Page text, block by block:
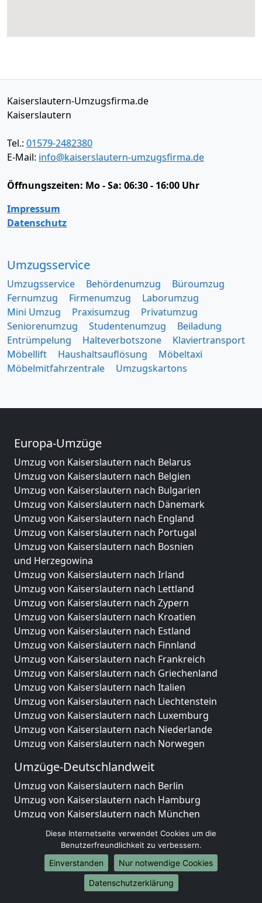
Kaiserslautern-Umzugsfirma.de
Kaiserslautern
Tel.: 01579-2482380
E-Mail: info@kaiserslautern-umzugsfirma.de
Öffnungszeiten: Mo - Sa: 06:30 - 16:00 Uhr
Impressum
Datenschutz
Umzugsservice
Umzugsservice Behördenumzug
Büroumzug
Fernumzug
Firmenumzug
Laborumzug
Mini Umzug
Praxisumzug
Privatumzug
Seniorenumzug
Studentenumzug
Beiladung
Entrümpelung
Halteverbotszone
Klaviertransport
Möbellift
Haushaltsauflösung
Möbeltaxi
Möbelmitfahrzentrale
Umzugskartons
Europa-Umzüge
Umzug von Kaiserslautern nach Belarus
Umzug von Kaiserslautern nach Belgien
Umzug von Kaiserslautern nach Bulgarien
Umzug von Kaiserslautern nach Dänemark
Umzug von Kaiserslautern nach England
Umzug von Kaiserslautern nach Portugal
Umzug von Kaiserslautern nach Bosnien
und Herzegowina
Umzug von Kaiserslautern nach Irland
Umzug von Kaiserslautern nach Lettland
Umzug von Kaiserslautern nach Zypern
Umzug von Kaiserslautern nach Kroatien
Umzug von Kaiserslautern nach Estland
Umzug von Kaiserslautern nach Finnland
Umzug von Kaiserslautern nach Frankreich
Umzug von Kaiserslautern nach Griechenland
Umzug von Kaiserslautern nach Italien
Umzug von Kaiserslautern nach Liechtenstein
Umzug von Kaiserslautern nach Luxemburg
Umzug von Kaiserslautern nach Niederlande
Umzug von Kaiserslautern nach Norwegen
Umzüge-Deutschlandweit
Umzug von Kaiserslautern nach Berlin
Umzug von Kaiserslautern nach Hamburg
Umzug von Kaiserslautern nach München
Umzug von Kaiserslautern nach Köln
Umzug von Kaiserslautern nach Frankfurt am Main
Umzug von Kaiserslautern nach Stuttgart
Umzug von Kaiserslautern nach Düsseldorf
Umzug von Kaiserslautern nach Leipzig
Diese Internetseite verwendet Cookies um die
Benutzerfreundlichkeit zu verbessern.
Einverstanden
Nur notwendige Cookies
Datenschutzerklärung